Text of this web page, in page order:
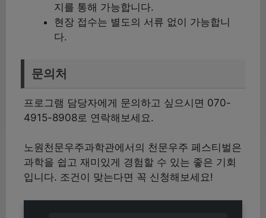
지를 통해 가능합니다.
현장 접수는 별도의 서류 없이 가능합니
다.
문의처
프로그램 담당자에게 문의하고 싶으시면 070-
4915-8908로 연락해보세요.
노원천문우주과학관에서의 천문우주 페스티벌은
과학을 쉽고 재미있게 경험할 수 있는 좋은 기회
입니다. 조건이 맞는다면 꼭 신청해보세요!